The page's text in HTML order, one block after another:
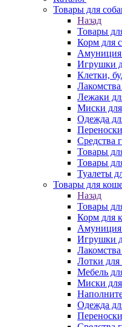
Товары для
Назад
Товары
Корм для
Амуниция
Игрушки
Клетки,
Лежаки
Миски для
Одежда
Средства
Товары
Товары
Туалеты
Товары для
Назад
Товары
Корм для
Амуниция
Игрушки
Лотки для
Мебель
Миски
Одежда